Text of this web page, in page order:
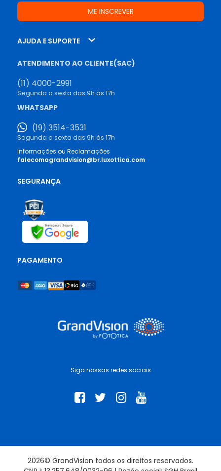
Siga nossas redes sociais
AJUDA E SUPORTE
ATENDIMENTO AO CLIENTE(SAC)
(11) 4000-2991
Segunda a sexta das 9h às 17h
WHATSAPP
(19) 3514-3531
Segunda a sexta das 9h às 17h
Informações ou Reclamações
falecomagrandvision@br.luxottica.com
SEGURANÇA
PAGAMENTO
2026© GrandVision todos os direitos reservados.